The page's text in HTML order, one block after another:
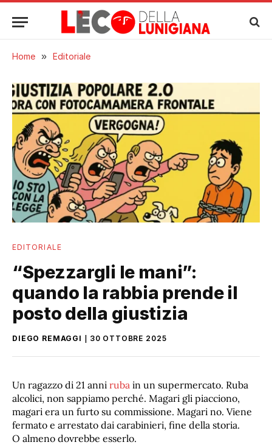
Home » Editoriale
EDITORIALE
“Spezzargli le mani”:
quando la rabbia prende il
posto della giustizia
DIEGO REMAGGI 30 OTTOBRE 2025
Un ragazzo di 21 anni ruba in un supermercato. Ruba
alcolici, non sappiamo perché. Magari gli piacciono,
magari era un furto su commissione. Magari no. Viene
fermato e arrestato dai carabinieri, fine della storia.
O almeno dovrebbe esserlo.